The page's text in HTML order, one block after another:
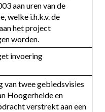
aan uren van de
welke i.h.k.v. de
het project
worden.
invoering
van twee gebiedsvisies
Hoogerheide en
verstrekt aan een